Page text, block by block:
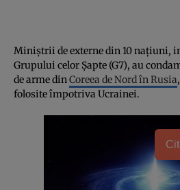
Miniștrii de externe din 10 națiuni,
Grupului celor Șapte (G7), au
de arme dinCoreea de Nord în Rusia
folosite împotriva Ucrainei.